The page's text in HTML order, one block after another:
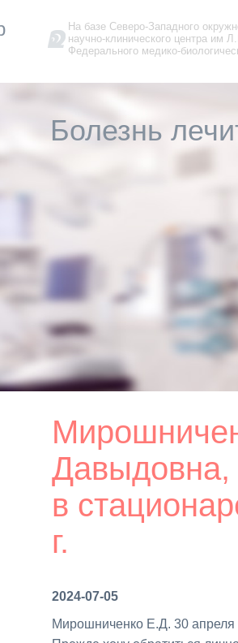
На базе Северо-Западного
научно-клинического центра им
Федерального медико-
Болезнь
Давыдовна,
в
г.
2024-07-05
Ми­рош­ни­чен­ко Е.Д. 30 ап­ре­ля